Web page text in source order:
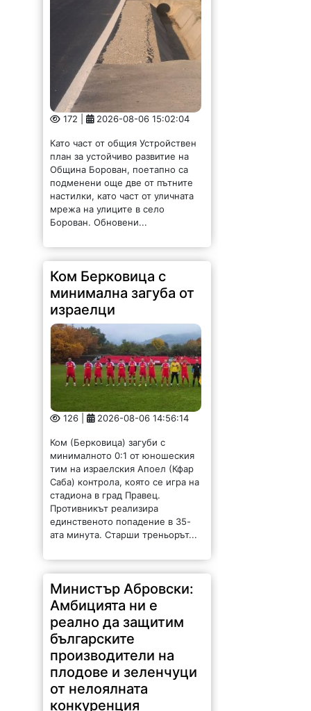
172 | 2026-08-06 15:02:04
Като част от общия Устройствен
план за устойчиво развитие на
Община Борован, поетапно са
подменени още две от пътните
настилки, като част от уличната
мрежа на улиците в село
Борован. Обновени...
Ком Берковица с
минимална загуба от
израелци
126 | 2026-08-06 14:56:14
Ком (Берковица) загуби с
минималното 0:1 от юношеския
тим на израелския Апоел (Кфар
Саба) контрола, която се игра на
стадиона в град Правец.
Противникът реализира
единственото попадение в 35-
ата минута. Старши треньорът...
Министър Абровски:
Амбицията ни е
реално да защитим
българските
производители на
плодове и зеленчуци
от нелоялната
конкуренция